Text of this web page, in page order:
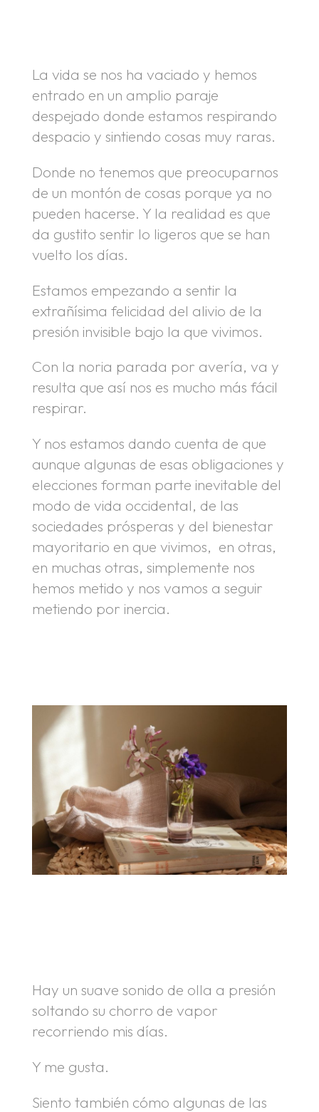
La vida se nos ha vaciado y hemos
entrado en un amplio paraje
despejado donde estamos respirando
despacio y sintiendo cosas muy raras.
Donde no tenemos que preocuparnos
de un montón de cosas porque ya no
pueden hacerse. Y la realidad es que
da gustito sentir lo ligeros que se han
vuelto los días.
Estamos empezando a sentir la
extrañísima felicidad del alivio de la
presión invisible bajo la que vivimos.
Con la noria parada por avería, va y
resulta que así nos es mucho más fácil
respirar.
Y nos estamos dando cuenta de que
aunque algunas de esas obligaciones y
elecciones forman parte inevitable del
modo de vida occidental, de las
sociedades prósperas y del bienestar
mayoritario en que vivimos, en otras,
en muchas otras, simplemente nos
hemos metido y nos vamos a seguir
metiendo por inercia.
Hay un suave sonido de olla a presión
soltando su chorro de vapor
recorriendo mis días.
Y me gusta.
Siento también cómo algunas de las